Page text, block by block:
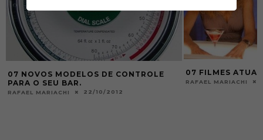
07 NOVOS MODELOS DE CONTROLE
PARA O SEU BAR.
RAFAEL MARIACHI 22/10/2012
07 FILMES
RAFAEL MARIACHI